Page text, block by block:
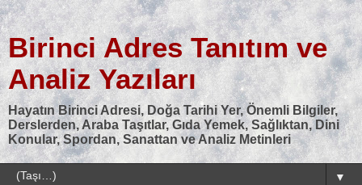
Birinci Adres Tanıtım ve
Analiz Yazıları
Hayatın Birinci Adresi, Doğa Tarihi Yer, Önemli Bilgiler,
Derslerden, Araba Taşıtlar, Gıda Yemek, Sağlıktan, Dini
Konular, Spordan, Sanattan ve Analiz Metinleri
▼